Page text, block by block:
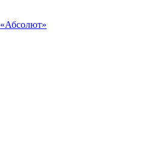
«Абсолют»